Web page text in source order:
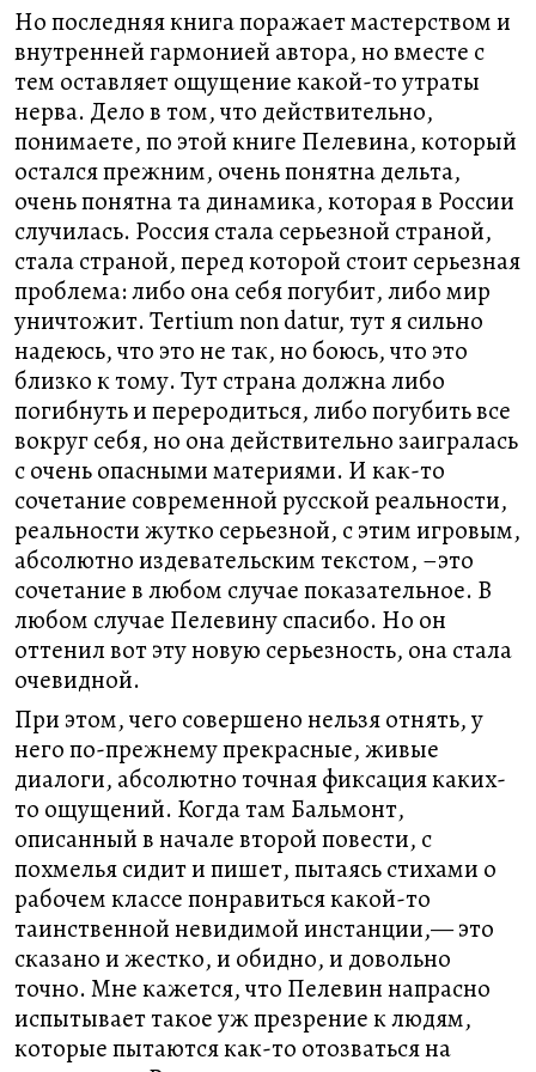
Но последняя книга поражает мастерством и
внутренней гармонией автора, но вместе с
тем оставляет ощущение какой-то утраты
нерва. Дело в том, что действительно,
понимаете, по этой книге Пелевина, который
остался прежним, очень понятна дельта,
очень понятна та динамика, которая в России
случилась. Россия стала серьезной страной,
стала страной, перед которой стоит серьезная
проблема: либо она себя погубит, либо мир
уничтожит. Tertium non datur, тут я сильно
надеюсь, что это не так, но боюсь, что это
близко к тому. Тут страна должна либо
погибнуть и переродиться, либо погубить все
вокруг себя, но она действительно заигралась
с очень опасными материями. И как-то
сочетание современной русской реальности,
реальности жутко серьезной, с этим игровым,
абсолютно издевательским текстом, –это
сочетание в любом случае показательное. В
любом случае Пелевину спасибо. Но он
оттенил вот эту новую серьезность, она стала
очевидной.
При этом, чего совершено нельзя отнять, у
него по-прежнему прекрасные, живые
диалоги, абсолютно точная фиксация каких-
то ощущений. Когда там Бальмонт,
описанный в начале второй повести, с
похмелья сидит и пишет, пытаясь стихами о
рабочем классе понравиться какой-то
таинственной невидимой инстанции,— это
сказано и жестко, и обидно, и довольно
точно. Мне кажется, что Пелевин напрасно
испытывает такое уж презрение к людям,
которые пытаются как-то отозваться на